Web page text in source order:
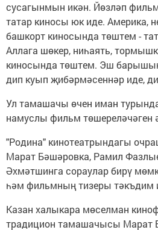
сусагынмын икән. Йөзләп
татар киносы юк иде. Америка,
башкорт киносында төштем -
Аллага шөкер, ниһаять,
киносында төштем. Эш
дип куып җибәрмәсеннәр иде,
Ул тамашачы өчен иман
намуслы фильм төшереләчәген
"Родина" кинотеатрындагы
Марат Бәшәровка, Рамил
Әхмәтшинга сораулар бирү
һәм фильмның тизеры тәкъдим
Казан халыкара мөселман
традицион тамашачысы Марат